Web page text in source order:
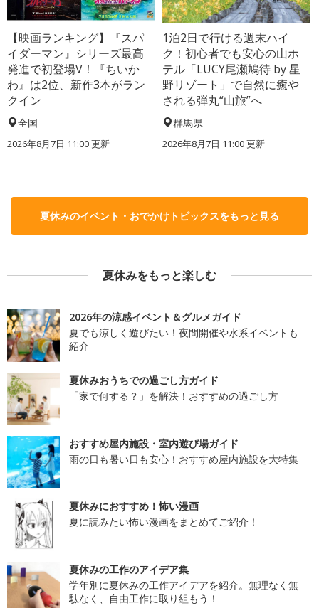
【映画ランキング】『スパ
イダーマン』シリーズ最高
発進で初登場V！『ちいか
わ』は2位、新作3本がラン
クイン
全国
2026年8月7日 11:00更新
1泊2日で行ける週末ハイ
ク！初心者でも安心の山ホ
テル「LUCY尾瀬鳩待 by 星
野リゾート」で自然に癒や
される弾丸“山旅”へ
群馬県
2026年8月7日 11:00更新
夏休みのイベント・おでかけトピックスをもっと見る
夏休みをもっと楽しむ
2026年の涼感イベント＆グルメガイド
夏でも涼しく遊びたい！夜間開催や水系イベントも
紹介
夏休みおうちでの過ごし方ガイド
「家で何する？」を解決！おすすめの過ごし方
おすすめ屋内施設・室内遊び場ガイド
雨の日も暑い日も安心！おすすめ屋内施設を大特集
夏休みにおすすめ！怖い漫画
夏に読みたい怖い漫画をまとめてご紹介！
夏休みの工作のアイデア集
学年別に夏休みの工作アイデアを紹介。無理なく無
駄なく、自由工作に取り組もう！